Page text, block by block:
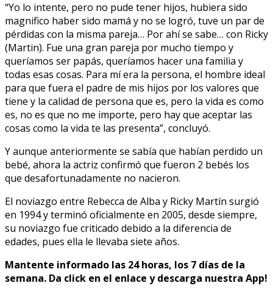
“Yo lo intente, pero no pude tener hijos, hubiera sido
magnifico haber sido mamá y no se logró, tuve un par de
pérdidas con la misma pareja… Por ahí se sabe… con Ricky
(Martin). Fue una gran pareja por mucho tiempo y
queríamos ser papás, queríamos hacer una familia y
todas esas cosas. Para mí era la persona, el hombre ideal
para que fuera el padre de mis hijos por los valores que
tiene y la calidad de persona que es, pero la vida es como
es, no es que no me importe, pero hay que aceptar las
cosas como la vida te las presenta”, concluyó.
Y aunque anteriormente se sabía que habían perdido un
bebé, ahora la actriz confirmó que fueron 2 bebés los
que desafortunadamente no nacieron.
El noviazgo entre Rebecca de Alba y Ricky Martín surgió
en 1994 y terminó oficialmente en 2005, desde siempre,
su noviazgo fue criticado debido a la diferencia de
edades, pues ella le llevaba siete años.
Mantente informado las 24 horas, los 7 días de la
semana. Da click en el enlace y descarga nuestra App!